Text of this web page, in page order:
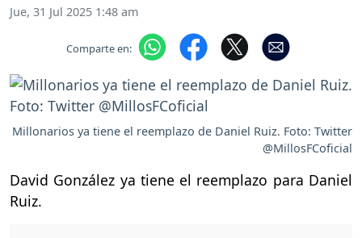
Jue, 31 Jul 2025 1:48 am
Comparte en:
Millonarios ya tiene el reemplazo de Daniel Ruiz. Foto: Twitter
@MillosFCoficial
David González ya tiene el reemplazo para Daniel
Ruiz.